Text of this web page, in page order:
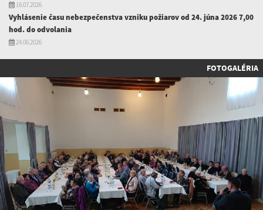
16.07.2026
Vyhlásenie času nebezpečenstva vzniku požiarov od 24. júna 2026 7,00
hod. do odvolania
24.06.2026
FOTOGALÉRIA